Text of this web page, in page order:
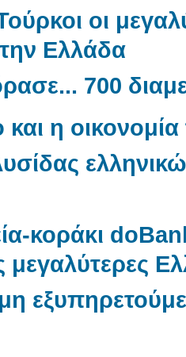
Τούρκοι οι
Ελλάδα
700
και η
κοράκι
μεγαλύτερες
μη